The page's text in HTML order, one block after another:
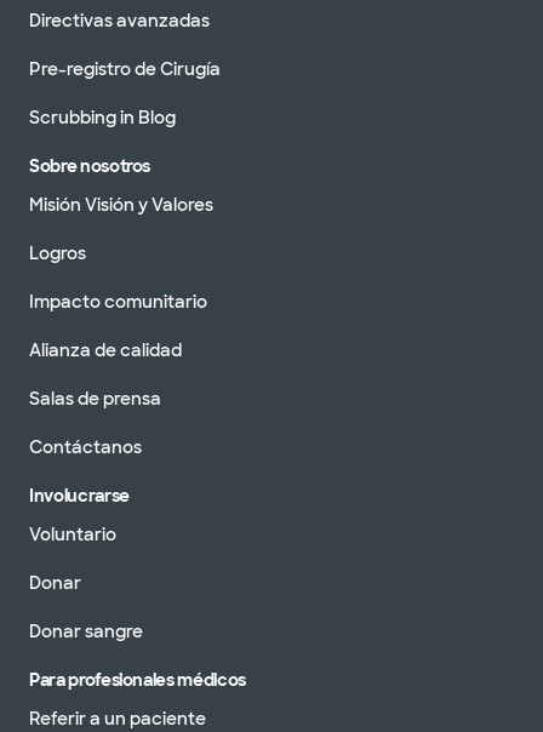
Directivas avanzadas
Pre-registro de Cirugía
Scrubbing in Blog
Sobre nosotros
Misión Visión y Valores
Logros
Impacto comunitario
Alianza de calidad
Salas de prensa
Contáctanos
Involucrarse
Voluntario
Donar
Donar sangre
Para profesionales médicos
Referir a un paciente